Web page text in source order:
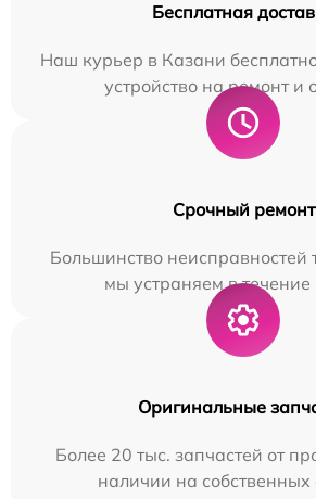
Бесплатная
Наш курьер в Казани
устройство на ремонт и
Срочный ремонт
Большинство неисправностей
мы устраняем в течение
Оригинальные
Более 20 тыс. запчастей от
наличии на собственных